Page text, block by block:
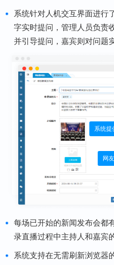
系统针对人机交互界面进行
字实时提问，管理人员负责
并引导提问，嘉宾则对问题
系统提
网
每场已开始的新闻发布会都
录直播过程中主持人和嘉宾
系统支持在无需刷新浏览器